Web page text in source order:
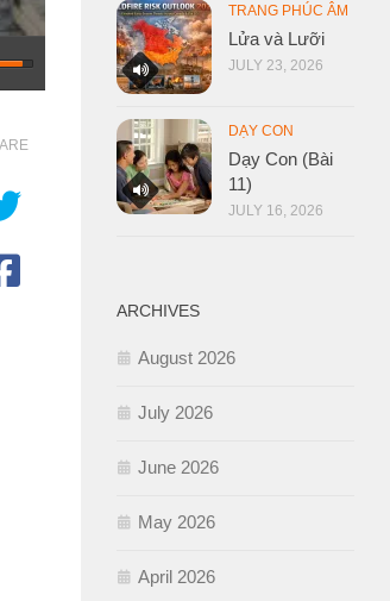
TRANG PHÚC ÂM
Lửa và Lưỡi
JULY 23, 2026
DẠY CON
Dạy Con (Bài
11)
JULY 16, 2026
ARCHIVES
August 2026
July 2026
June 2026
May 2026
April 2026